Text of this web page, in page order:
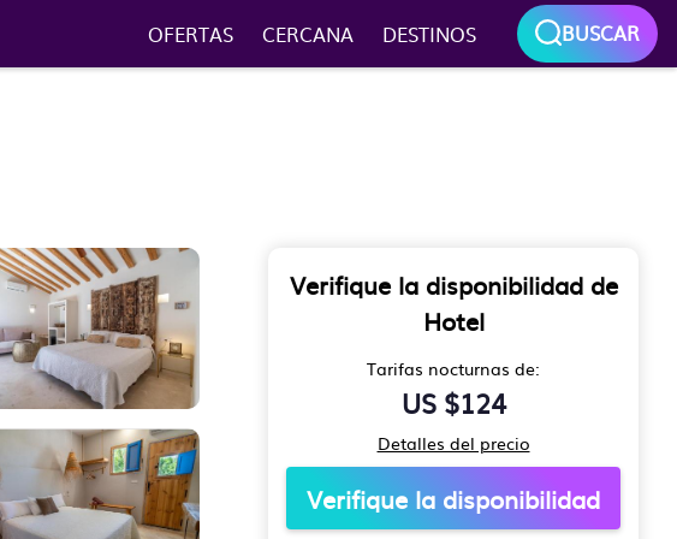
OFERTAS CERCANA DESTINOS BUSCAR
Verifique la disponibilidad de
Hotel
Tarifas nocturnas de:
US $124
Detalles del precio
Verifique la disponibilidad